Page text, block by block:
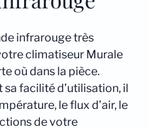
infrarouge très
climatiseur Murale
où dans la pièce.
sa facilité d’utilisation, il
le flux d’air, le
de votre